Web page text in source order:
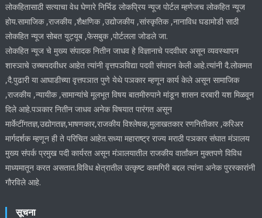
लोकहितासाठी सत्याचा वेध घेणारे निर्भिड लोकप्रिय न्यूज पोर्टल म्हणेजच लोकहित न्यूज
होय.सामाजिक ,राजकीय ,शैक्षणिक ,उद्योजकीय ,सांस्कृतिक ,नानाविध घडामोडी साठी
लोकहित न्यूज सोबत युट्यूब ,फेसबुक ,पोर्टलला जोडले जा.
लोकहित न्यूज चे मुख्य संपादक नितीन जाधव हे विज्ञानाचे पदवीधर असून व्यवस्थापन
शास्ञाचे उच्चपदवीधर आहेत त्यांनी वृत्तपञविद्या पदवी संपादन केली आहे.त्यांनी दै.लोकमत
,दै.पुढारी या आघाडीच्या वृत्तपञात पुणे येथे पञकार म्हणून कार्य केले असून सामाजिक
,राजकीय ,न्यायीक ,सामान्यांचे मूलभूत विषय बातमीरुपाने मांडून शासन दरबारी यश मिळवून
दिले आहे.पञकार नितीन जाधव अनेक विषयात पारंगत असून
मार्केटींगतज्ञ,उद्योगतज्ञ,भाषणकार,राजकीय विश्लेषक,मुलाखतकार रणनितीकार ,करिअर
मार्गदर्शक म्हणून ही ते परिचित आहेत.सध्या महाराष्ट्र राज्य मराठी पञकार संघात मंञालय
मुख्य संपर्क प्रमुख पदी कार्यरत असून मंञालयातील राजकीय वार्तांकन मुक्तपणे विविध
माध्यमातून करत असतात.विविध क्षेत्रातील उत्कृष्ट कामगिरी बद्दल त्यांना अनेक पुरस्कारांनी
गौरविले आहे.
सूचना